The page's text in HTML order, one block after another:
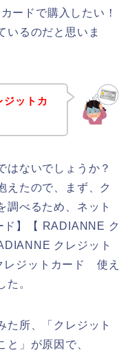
ードで購入したい！
いるのだと思いま
ットカ
はないでしょうか？
えたので、まず、ク
調べるため、ネット
】【 RADIANNE ク
クレジット
ジットカード 使え
た。
た所、「クレジット
と」が原因で、